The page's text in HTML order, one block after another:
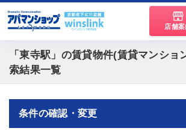
店舗案
「東寺駅」 の賃貸物件(賃貸マンショ
索結果一覧
条件の確認・変更